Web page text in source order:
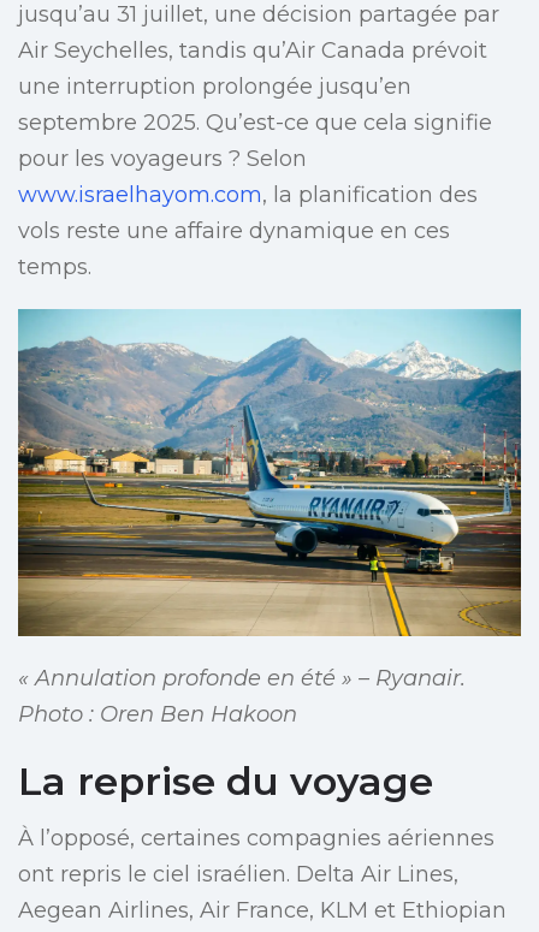
jusqu’au 31 juillet, une décision partagée par
Air Seychelles, tandis qu’Air Canada prévoit
une interruption prolongée jusqu’en
septembre 2025. Qu’est-ce que cela signifie
pour les voyageurs ? Selon
www.israelhayom.com, la planification des
vols reste une affaire dynamique en ces
temps.
« Annulation profonde en été » – Ryanair.
Photo : Oren Ben Hakoon
La reprise du voyage
À l’opposé, certaines compagnies aériennes
ont repris le ciel israélien. Delta Air Lines,
Aegean Airlines, Air France, KLM et Ethiopian